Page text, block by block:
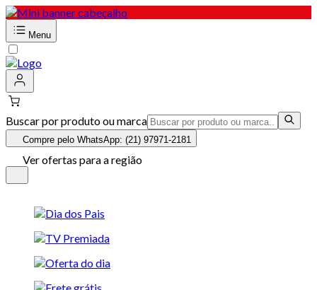
Menu
Buscar por produto ou marca
Compre pelo WhatsApp: (21) 97971-2181
Ver ofertas para a região